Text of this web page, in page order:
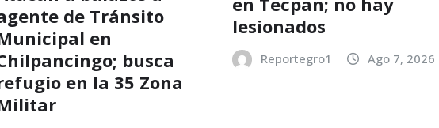
de Tránsito
en
busca
en la 35 Zona
lesionados
Reportegro1 Ago 7, 2026